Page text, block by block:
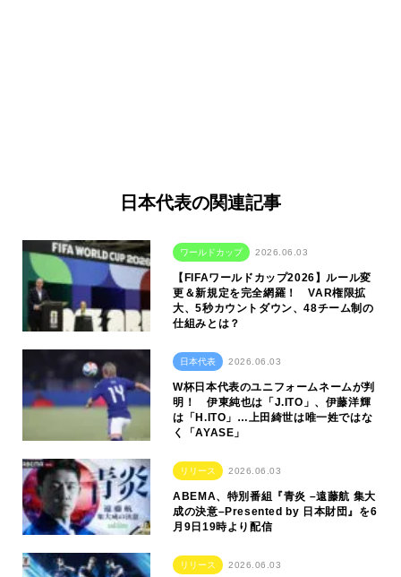
日本代表の関連記事
ワールドカップ 2026.06.03
【FIFAワールドカップ2026】ルール変
更＆新規定を完全網羅！ VAR権限拡
大、5秒カウントダウン、48チーム制の
仕組みとは？
日本代表 2026.06.03
W杯日本代表のユニフォームネームが判
明！ 伊東純也は「J.ITO」、伊藤洋輝
は「H.ITO」…上田綺世は唯一姓ではな
く「AYASE」
リリース 2026.06.03
ABEMA、特別番組『青炎 –遠藤航 集大
成の決意–Presented by 日本財団』を6
月9日19時より配信
リリース 2026.06.03